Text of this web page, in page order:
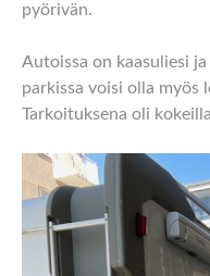
pyörivän.
Autoissa on kaasuliesi
parkissa voisi olla myös
Tarkoituksena oli